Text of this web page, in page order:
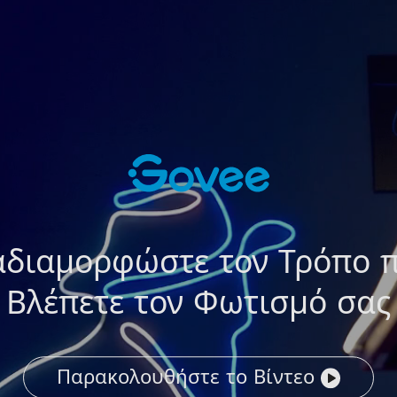
τον Τρόπο
Βλέπετε τον Φωτισμό σας
Παρακολουθήστε το Βίντεο